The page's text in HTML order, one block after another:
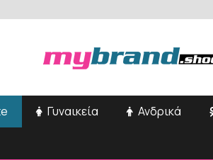
Γυναικεία Ανδρικά